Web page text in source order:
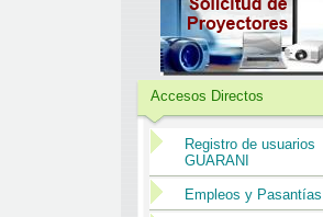
Accesos Directos
Registro de usuarios
GUARANI
Empleos y Pasantías